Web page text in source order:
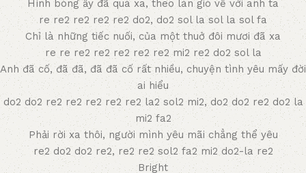
Hình bóng ấy đã quá xa, theo làn gió về với anh ta
re re2 re2 re2 re2 do2, do2 sol la sol la sol fa
Chỉ là những tiếc nuối, của một thuở đôi mươi đã xa
re re re2 re2 re2 re2 re2 mi2 re2 do2 sol la
Anh đã cố, đã đã, đã đã cố rất nhiều, chuyện tình yêu mấy đời
ai hiểu
do2 do2 re2 re2 re2 re2 re2 la2 sol2 mi2, do2 do2 re2 do2 la
mi2 fa2
Phải rời xa thôi, người mình yêu mãi chẳng thể yêu
re2 do2 do2 re2, re2 re2 sol2 fa2 mi2 do2-la re2
Bright